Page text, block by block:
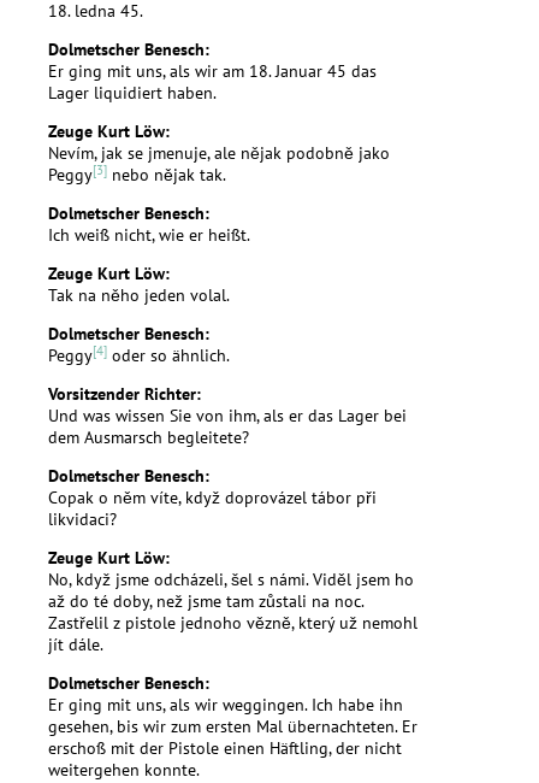
18. ledna 45.
Dolmetscher Benesch:
Er ging mit uns, als wir am 18. Januar 45 das
Lager liquidiert haben.
Zeuge Kurt Löw:
Nevím, jak se jmenuje, ale nějak podobně jako
Peggy[3] nebo nějak tak.
Dolmetscher Benesch:
Ich weiß nicht, wie er heißt.
Zeuge Kurt Löw:
Tak na něho jeden volal.
Dolmetscher Benesch:
Peggy[4] oder so ähnlich.
Vorsitzender Richter:
Und was wissen Sie von ihm, als er das Lager bei
dem Ausmarsch begleitete?
Dolmetscher Benesch:
Copak o něm víte, když doprovázel tábor při
likvidaci?
Zeuge Kurt Löw:
No, když jsme odcházeli, šel s námi. Viděl jsem ho
až do té doby, než jsme tam zůstali na noc.
Zastřelil z pistole jednoho vězně, který už nemohl
jít dále.
Dolmetscher Benesch:
Er ging mit uns, als wir weggingen. Ich habe ihn
gesehen, bis wir zum ersten Mal übernachteten. Er
erschoß mit der Pistole einen Häftling, der nicht
weitergehen konnte.